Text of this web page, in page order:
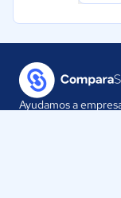
Ayudamos a